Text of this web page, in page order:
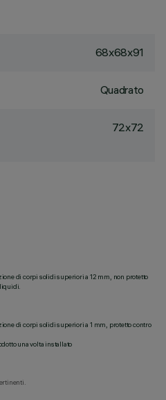
68x68x91
Quadrato
72x72
di corpi solidi superiori a 12 mm, non protetto
di corpi solidi superiori a 1 mm, protetto contro
una volta installato